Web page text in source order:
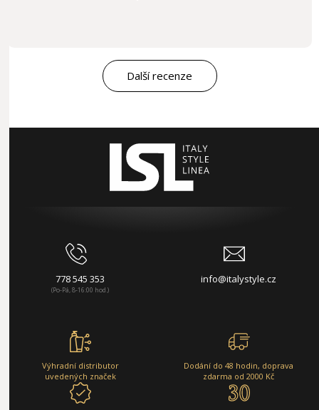
Další recenze
778 545 353
(Po-Pá, 8-16:00 hod.)
info@italystyle.cz
Výhradní distributor
uvedených značek
Dodání do 48 hodin, doprava
zdarma od 2000 Kč